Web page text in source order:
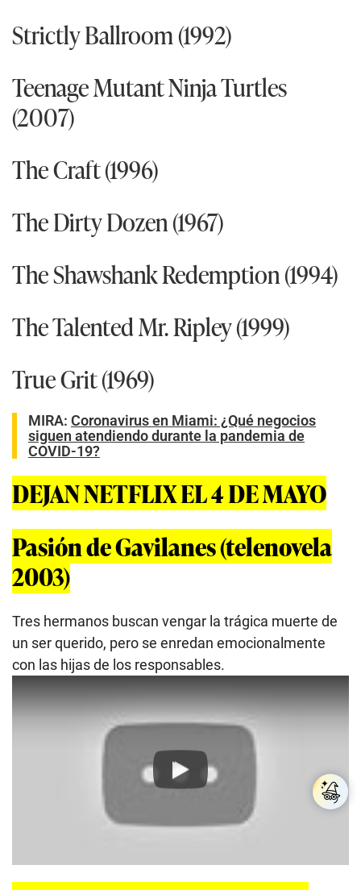
Strictly Ballroom (1992)
Teenage Mutant Ninja Turtles
(2007)
The Craft (1996)
The Dirty Dozen (1967)
The Shawshank Redemption (1994)
The Talented Mr. Ripley (1999)
True Grit (1969)
MIRA: Coronavirus en Miami: ¿Qué negocios
siguen atendiendo durante la pandemia de
COVID-19?
DEJAN NETFLIX EL 4 DE MAYO
Pasión de Gavilanes (telenovela
2003)
Tres hermanos buscan vengar la trágica muerte de
un ser querido, pero se enredan emocionalmente
con las hijas de los responsables.
Play